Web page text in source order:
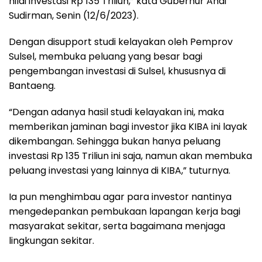
Sudirman, Senin (12/6/2023).
Dengan disupport studi kelayakan oleh Pemprov
Sulsel, membuka peluang yang besar bagi
pengembangan investasi di Sulsel, khususnya di
Bantaeng.
“Dengan adanya hasil studi kelayakan ini, maka
memberikan jaminan bagi investor jika KIBA ini layak
dikembangan. Sehingga bukan hanya peluang
investasi Rp 135 Triliun ini saja, namun akan membuka
peluang investasi yang lainnya di KIBA,” tuturnya.
Ia pun menghimbau agar para investor nantinya
mengedepankan pembukaan lapangan kerja bagi
masyarakat sekitar, serta bagaimana menjaga
lingkungan sekitar.